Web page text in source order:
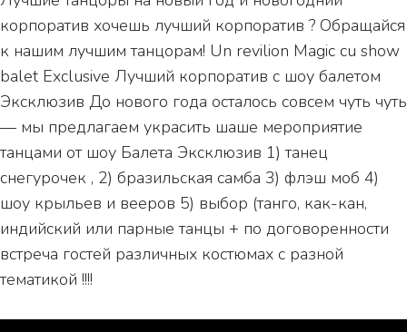
корпоратив хочешь лучший корпоратив ? Обращайся
к нашим лучшим танцорам! Un revilion Magic cu show
balet Exclusive Лучший корпоратив с шоу балетом
Эксклюзив До нового года осталось совсем чуть чуть
— мы предлагаем украсить шаше мероприятие
танцами от шоу Балета Эксклюзив 1) танец
снегурочек , 2) бразильская самба 3) флэш моб 4)
шоу крыльев и вееров 5) выбор (танго, как-кан,
индийский или парные танцы + по договоренности
встреча гостей различных костюмах с разной
тематикой !!!!